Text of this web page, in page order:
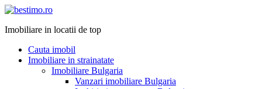
Imobiliare in locatii de top
Cauta imobil
Imobiliare in strainatate
Imobiliare Bulgaria
Vanzari imobiliare Bulgaria